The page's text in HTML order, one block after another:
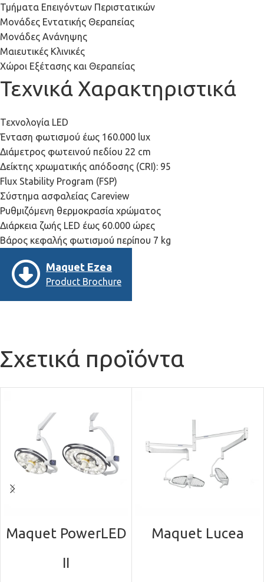
Τμήματα Επειγόντων Περιστατικών
Μονάδες Εντατικής Θεραπείας
Μονάδες Ανάνηψης
Μαιευτικές Κλινικές
Χώροι Εξέτασης και Θεραπείας
Τεχνικά Χαρακτηριστικά
Τεχνολογία LED
Ένταση φωτισμού έως 160.000 lux
Διάμετρος φωτεινού πεδίου 22 cm
Δείκτης χρωματικής απόδοσης (CRI): 95
Flux Stability Program (FSP)
Σύστημα ασφαλείας Careview
Ρυθμιζόμενη θερμοκρασία χρώματος
Διάρκεια ζωής LED έως 60.000 ώρες
Βάρος κεφαλής φωτισμού περίπου 7 kg
Maquet Ezea
Product Brochure
Σχετικά προϊόντα
Maquet PowerLED
II
Maquet Lucea